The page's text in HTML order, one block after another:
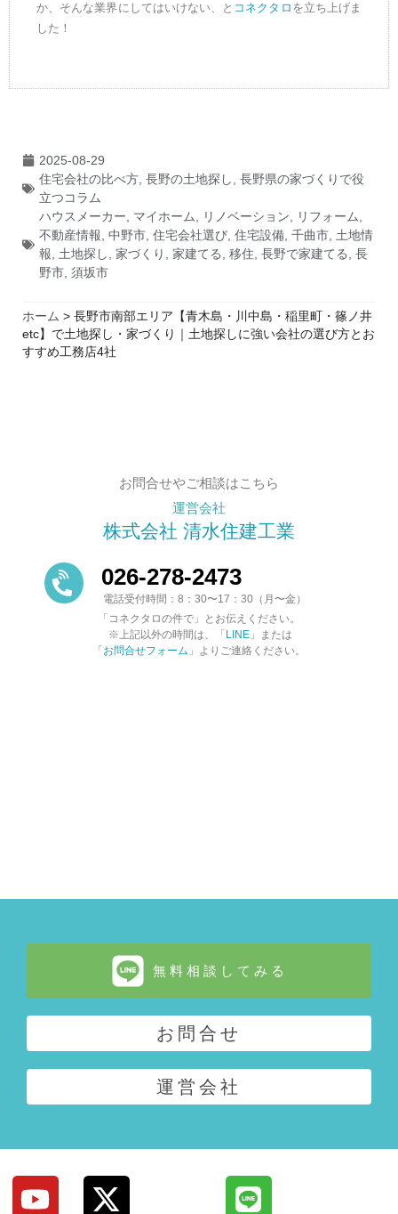
か、そんな業界にしてはいけない、と コネクタロ を立ち上げま
した！
2025-08-29
住宅会社の比べ方 長野の土地探し
長野県の家づくりで役
立つコラム
ハウスメーカー
マイホーム リノベーション リフォーム
不動産情報 中野市 住宅会社選び 住宅設備 千曲市 土地情
報
土地探し 家づくり 家建てる 移住 長野で家建てる
長
野市 須坂市
ホーム > 長野市南部エリア【青木島・川中島・稲里町・篠ノ井
etc】で土地探し・家づくり｜土地探しに強い会社の選び方とお
すすめ工務店4社
お問合せやご相談はこちら
運営会社
株式会社 清水住建工業
026-278-2473
電話受付時間：8：30〜17：30（月〜金）
「コネクタロの件で」とお伝えください。
※上記以外の時間は、「 LINE 」または
「 お問合せフォーム 」よりご連絡ください。
無料相談してみる
お問合せ
運営会社